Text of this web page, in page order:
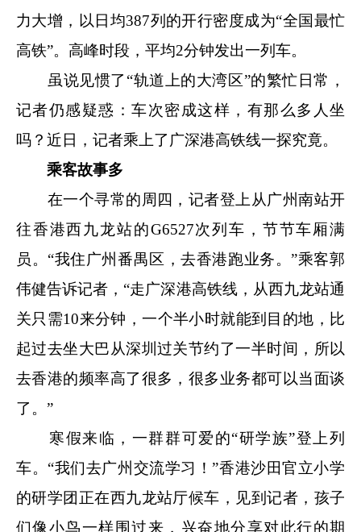
力大增，以日均387列的开行密度成为“全国最忙
高铁”。高峰时段，平均2分钟发出一列车。
虽说见惯了“轨道上的大湾区”的繁忙日常，
记者仍感疑惑：车次密成这样，有那么多人坐
吗？近日，记者乘上了广深港高铁线一探究竟。
乘客故事多
在一个寻常的周四，记者登上从广州南站开
往香港西九龙站的G6527次列车，节节车厢满
员。“我住广州番禺区，去香港跑业务。”乘客郭
伟健告诉记者，“走广深港高铁线，从西九龙站通
关只需10来分钟，一个半小时就能到目的地，比
起过去坐大巴从深圳过关节约了一半时间，所以
去香港的频率高了很多，很多业务都可以当面谈
了。”
寒假来临，一群群可爱的“研学族”登上列
车。“我们去广州交流学习！”香港沙田官立小学
的研学团正在西九龙站厅候车，见到记者，孩子
们像小鸟一样围过来，兴奋地分享对此行的期